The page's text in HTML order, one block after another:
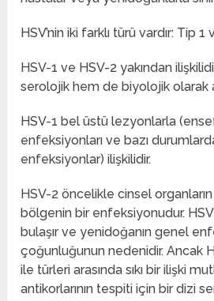
HSV’nin iki farklı türü vardır: Tip 1
HSV-1 ve HSV-2 yakından
serolojik hem de biyolojik olarak
HSV-1 bel üstü lezyonlarla
enfeksiyonları ve bazı
enfeksiyonlar) ilişkilidir.
HSV-2 öncelikle cinsel
bölgenin bir enfeksiyonudur.
bulaşır ve yenidoğanın genel
çoğunluğunun nedenidir. Ancak
ile türleri arasında sıkı bir ilişki
antikorlarının tespiti için bir dizi